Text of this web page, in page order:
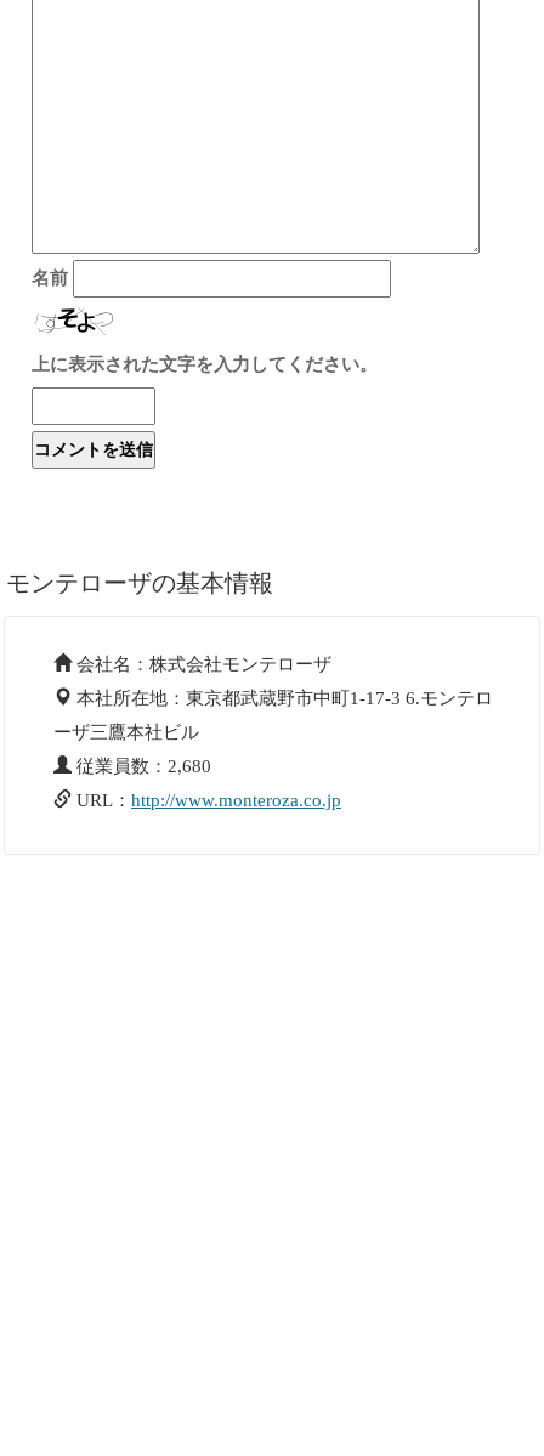
名前
上に表示された文字を入力してください。
モンテローザの基本情報
会社名：株式会社モンテローザ
本社所在地：東京都武蔵野市中町1-17-3 6.モンテロ
ーザ三鷹本社ビル
従業員数：2,680
URL： http://www.monteroza.co.jp